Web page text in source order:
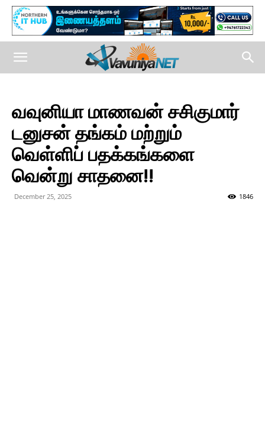
வவுனியா மாணவன் சசிகுமார்
டனுசன் தங்கம் மற்றும்
வெள்ளிப் பதக்கங்களை
வென்று சாதனை!!
December 25, 2025 1846